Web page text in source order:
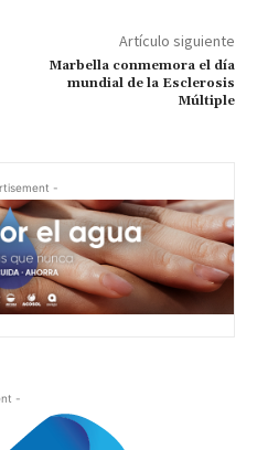
Artículo siguiente
Marbella conmemora el día
mundial de la Esclerosis
Múltiple
-
-